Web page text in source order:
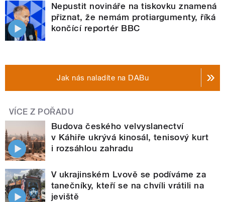
Nepustit novináře na tiskovku znamená
přiznat, že nemám protiargumenty, říká
končící reportér BBC
Jak nás naladíte na DABu
VÍCE Z POŘADU
Budova českého velvyslanectví
v Káhiře ukrývá kinosál, tenisový kurt
i rozsáhlou zahradu
V ukrajinském Lvově se podíváme za
tanečníky, kteří se na chvíli vrátili na
jeviště